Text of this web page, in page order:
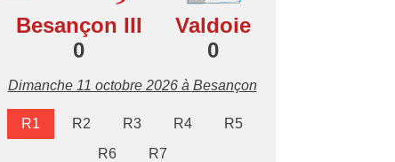
Besançon III
Valdoie
0
0
Dimanche 11 octobre 2026 à Besançon
R1 R2 R3 R4
R5
R6
R7